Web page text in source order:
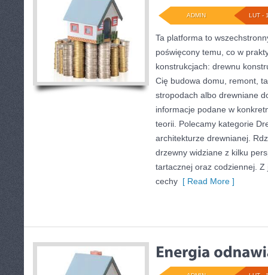
LUT -
ADMIN
Ta platforma to
poświęcony temu, co w
konstrukcjach: drewnu
Cię budowa domu, remont,
stropodach albo drewniane
informacje podane w
teorii. Polecamy kategorie
architekturze drewnianej.
drzewny widziane z kilku
tartacznej oraz codziennej.
cechy [ Read More ]